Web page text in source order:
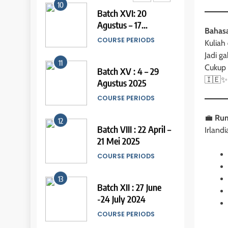
15
Online IELTS Courses
LEIDEN INSTITUTE
16
Online IELTS Course
LEIDEN INSTITUTE
17
Proofreading Service
LEIDEN INSTITUTE
18
Proofreading Service
LEIDEN INSTITUTE
10
Batch XVI: 20
Agustus – 17
September 2025
COURSE PERIODS
11
Batch XV : 4 – 29
Agustus 2025
COURSE PERIODS
12
Batch VIII : 22 April –
21 Mei 2025
COURSE PERIODS
13
Batch XII : 27 June
-24 July 2024
COURSE PERIODS
44
Tipe-tipe Soal dalam
IELTS Writing Task 1
45
Mengenal 8 Jenis
Visual Data IELTS
Writing
Jadi
🇮🇪✨
💼